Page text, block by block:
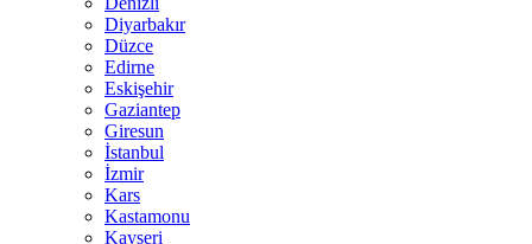
Diyarbakır
Düzce
Edirne
Eskişehir
Gaziantep
Giresun
İstanbul
İzmir
Kars
Kastamonu
Kayseri